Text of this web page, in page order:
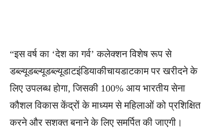
“इस वर्ष का ‘देश का गर्व’ कलेक्शन विशेष रूप से
डब्ल्यूडब्ल्यूडब्ल्यूडाटइंडियाकीचायडाटकाम पर खरीदने के
लिए उपलब्ध होगा, जिसकी 100% आय भारतीय सेना
कौशल विकास केंद्रों के माध्यम से महिलाओं को प्रशिक्षित
करने और सशक्त बनाने के लिए समर्पित की जाएगी।